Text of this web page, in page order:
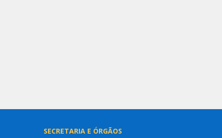
SECRETARIA E ÓRGÃOS